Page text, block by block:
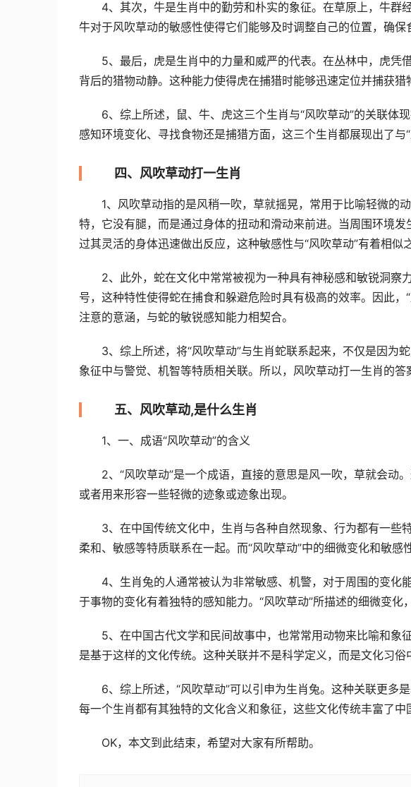
4、其次，牛是生肖中的勤劳和朴实的象征。在草原上，牛群
牛对于风吹草动的敏感性使得它们能够及时调整自己的位置，确保
5、最后，虎是生肖中的力量和威严的代表。在丛林中，虎凭
背后的猎物动静。这种能力使得虎在捕猎时能够迅速定位并捕获猎
6、综上所述，鼠、牛、虎这三个生肖与“风吹草动”的关联体
感知环境变化、寻找食物还是捕猎方面，这三个生肖都展现出了与“
四、风吹草动打一生肖
1、风吹草动指的是风稍一吹，草就摇晃，常用于比喻轻微的
特，它没有腿，而是通过身体的扭动和滑动来前进。当周围环境
过其灵活的身体迅速做出反应，这种敏感性与“风吹草动”有着相似
2、此外，蛇在文化中常常被视为一种具有神秘感和敏锐洞察
号，这种特性使得蛇在捕食和躲避危险时具有极高的效率。因此
注意的意涵，与蛇的敏锐感知能力相契合。
3、综上所述，将“风吹草动”与生肖蛇联系起来，不仅是因为
象征中与警觉、机智等特质相关联。所以，风吹草动打一生肖的答
五、风吹草动,是什么生肖
1、一、成语“风吹草动”的含义
2、“风吹草动”是一个成语，直接的意思是风一吹，草就会动
或者用来形容一些轻微的迹象或迹象出现。
3、在中国传统文化中，生肖与各种自然现象、行为都有一些
柔和、敏感等特质联系在一起。而“风吹草动”中的细微变化和敏感
4、生肖兔的人通常被认为非常敏感、机警，对于周围的变化
于事物的变化有着独特的感知能力。“风吹草动”所描述的细微变化
5、在中国古代文学和民间故事中，也常常用动物来比喻和象
是基于这样的文化传统。这种关联并不是科学定义，而是文化习俗
6、综上所述，“风吹草动”可以引申为生肖兔。这种关联更多
每一个生肖都有其独特的文化含义和象征，这些文化传统丰富了中
OK，本文到此结束，希望对大家有所帮助。